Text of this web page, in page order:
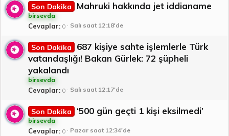
Son Dakika Mahruki hakkında jet iddianame
birsevda
Cevaplar 0 Salı saat 12:18'de
Son Dakika
687 kişiye sahte işlemlerle Türk
vatandaşlığı! Bakan Gürlek: 72 şüpheli
yakalandı
birsevda
Cevaplar 0 Salı saat 12:17'de
Son Dakika ‘500 gün geçti 1 kişi eksilmedi’
birsevda
Cevaplar 0 Pazar saat 12:34'de